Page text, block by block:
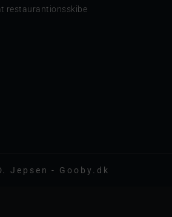
restaurantionsskibe
Jepsen - Gooby.dk